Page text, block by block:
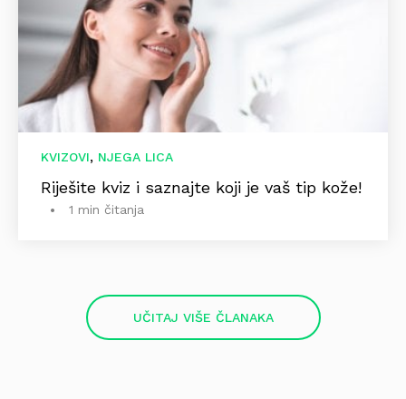
KVIZOVI, NJEGA LICA
Riješite kviz i saznajte koji je vaš tip kože!
1 min čitanja
UČITAJ VIŠE ČLANAKA